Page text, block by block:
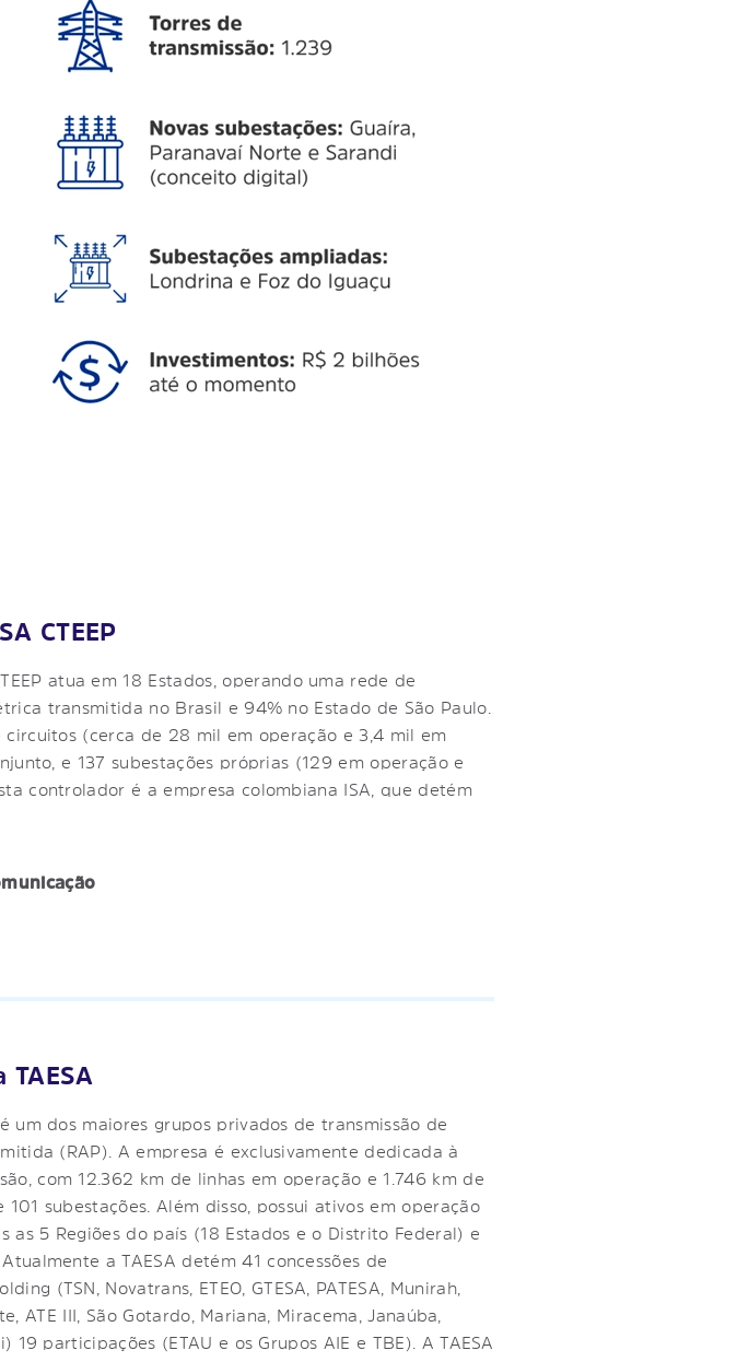
CTEEP
atua em 18 Estados, operando uma rede de
transmitida no Brasil e 94% no Estado de São Paulo.
(cerca de 28 mil em operação e 3,4 mil em
e 137 subestações próprias (129 em operação e
controlador é a empresa colombiana ISA, que detém
TAESA
um dos maiores grupos privados de transmissão de
(RAP). A empresa é exclusivamente dedicada à
com 12.362 km de linhas em operação e 1.746 km de
subestações. Além disso, possui ativos em operação
5 Regiões do país (18 Estados e o Distrito Federal) e
a TAESA detém 41 concessões de
(TSN, Novatrans, ETEO, GTESA, PATESA, Munirah,
ATE III, São Gotardo, Mariana, Miracema, Janaúba,
19 participações (ETAU e os Grupos AIE e TBE). A TAESA